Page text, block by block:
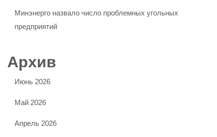
Минэнерго назвало число проблемных угольных
предприятий
Архив
Июнь 2026
Май 2026
Апрель 2026